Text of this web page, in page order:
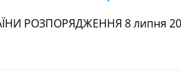
РОЗПОРЯДЖЕННЯ 8 липня